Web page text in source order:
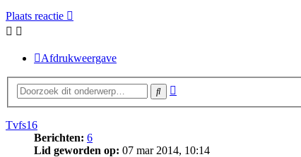
Plaats reactie
Afdrukweergave
Zoek
Tvfs16
Berichten: 6
Lid geworden op: 07 mar 2014, 10:14